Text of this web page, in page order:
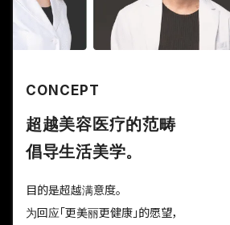
CONCEPT
超越美容医疗的范畴
倡导生活美学。
目的是超越满意度。
为回应「更美丽更健康」的愿望，